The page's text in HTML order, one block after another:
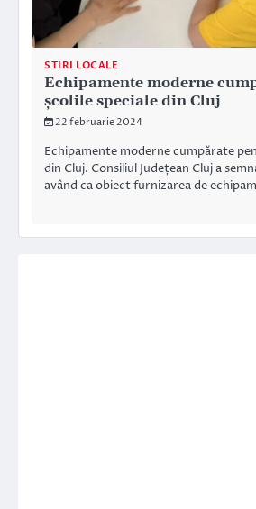
STIRI LOCALE
Echipamente moderne
școlile speciale din Cluj
22 februarie 2024
Echipamente moderne cumpărate
din Cluj. Consiliul Județean Cluj a
având ca obiect furnizarea de